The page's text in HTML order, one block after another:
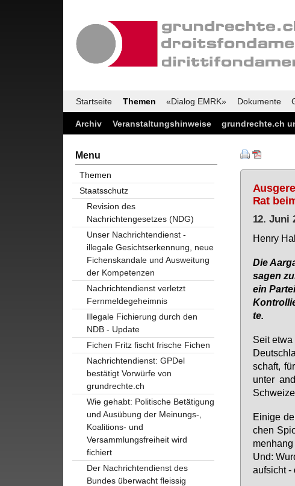
Startseite Themen «Dialog EMRK» Dokumente
Archiv Veranstaltungshinweise grundrechte.ch
Rat
12. Juni
Hen­ry
Die
sa­gen
ein
te.
Seit
schaft,
un­ter
Ei­ni­ge
chen
Und:
auf­sicht -
Menu
Themen
Staatsschutz
Revision des
Nachrichtengesetzes (NDG)
Unser Nachrichtendienst -
illegale Gesichtserkennung, neue
Fichenskandale und Ausweitung
der Kompetenzen
Nachrichtendienst verletzt
Fernmeldegeheimnis
Illegale Fichierung durch den
NDB - Update
Fichen Fritz fischt frische Fichen
Nachrichtendienst: GPDel
bestätigt Vorwürfe von
grundrechte.ch
Wie gehabt: Politische Betätigung
und Ausübung der Meinungs-,
Koalitions- und
Versammlungsfreiheit wird
fichiert
Der Nachrichtendienst des
Bundes überwacht fleissig